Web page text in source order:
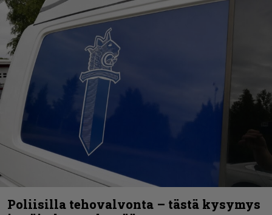
Poliisilla tehovalvonta – tästä kysymys